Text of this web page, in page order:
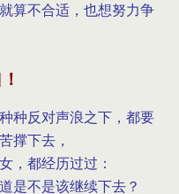
算不合适，也想努力争
种反对声浪之下，都要
撑下去，
，都经历过过：
是不是该继续下去？